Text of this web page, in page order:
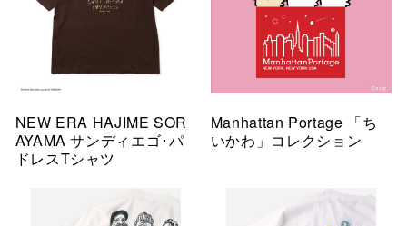
NEW ERA HAJIME SOR
AYAMA サンディエゴ･パ
ドレスTシャツ
Manhattan Portage 「ち
いかわ」コレクション